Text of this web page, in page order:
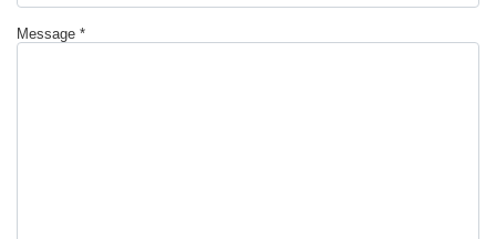
Message *